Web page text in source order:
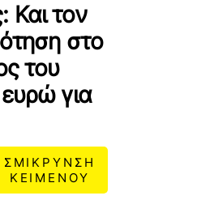
Και τον
στο
του
για
ΣΜΙΚΡΥΝΣΗ
ΚΕΙΜΕΝΟΥ